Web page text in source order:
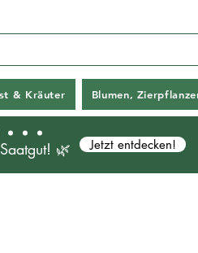
& Kräuter Blumen,
🌿 Jetzt entdecken!